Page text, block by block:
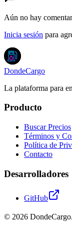
Aún no hay
Inicia sesión para
DondeCargo
La plataforma para
Producto
Buscar Precios
Términos y
Política de
Contacto
Desarrolladores
GitHub
© 2026